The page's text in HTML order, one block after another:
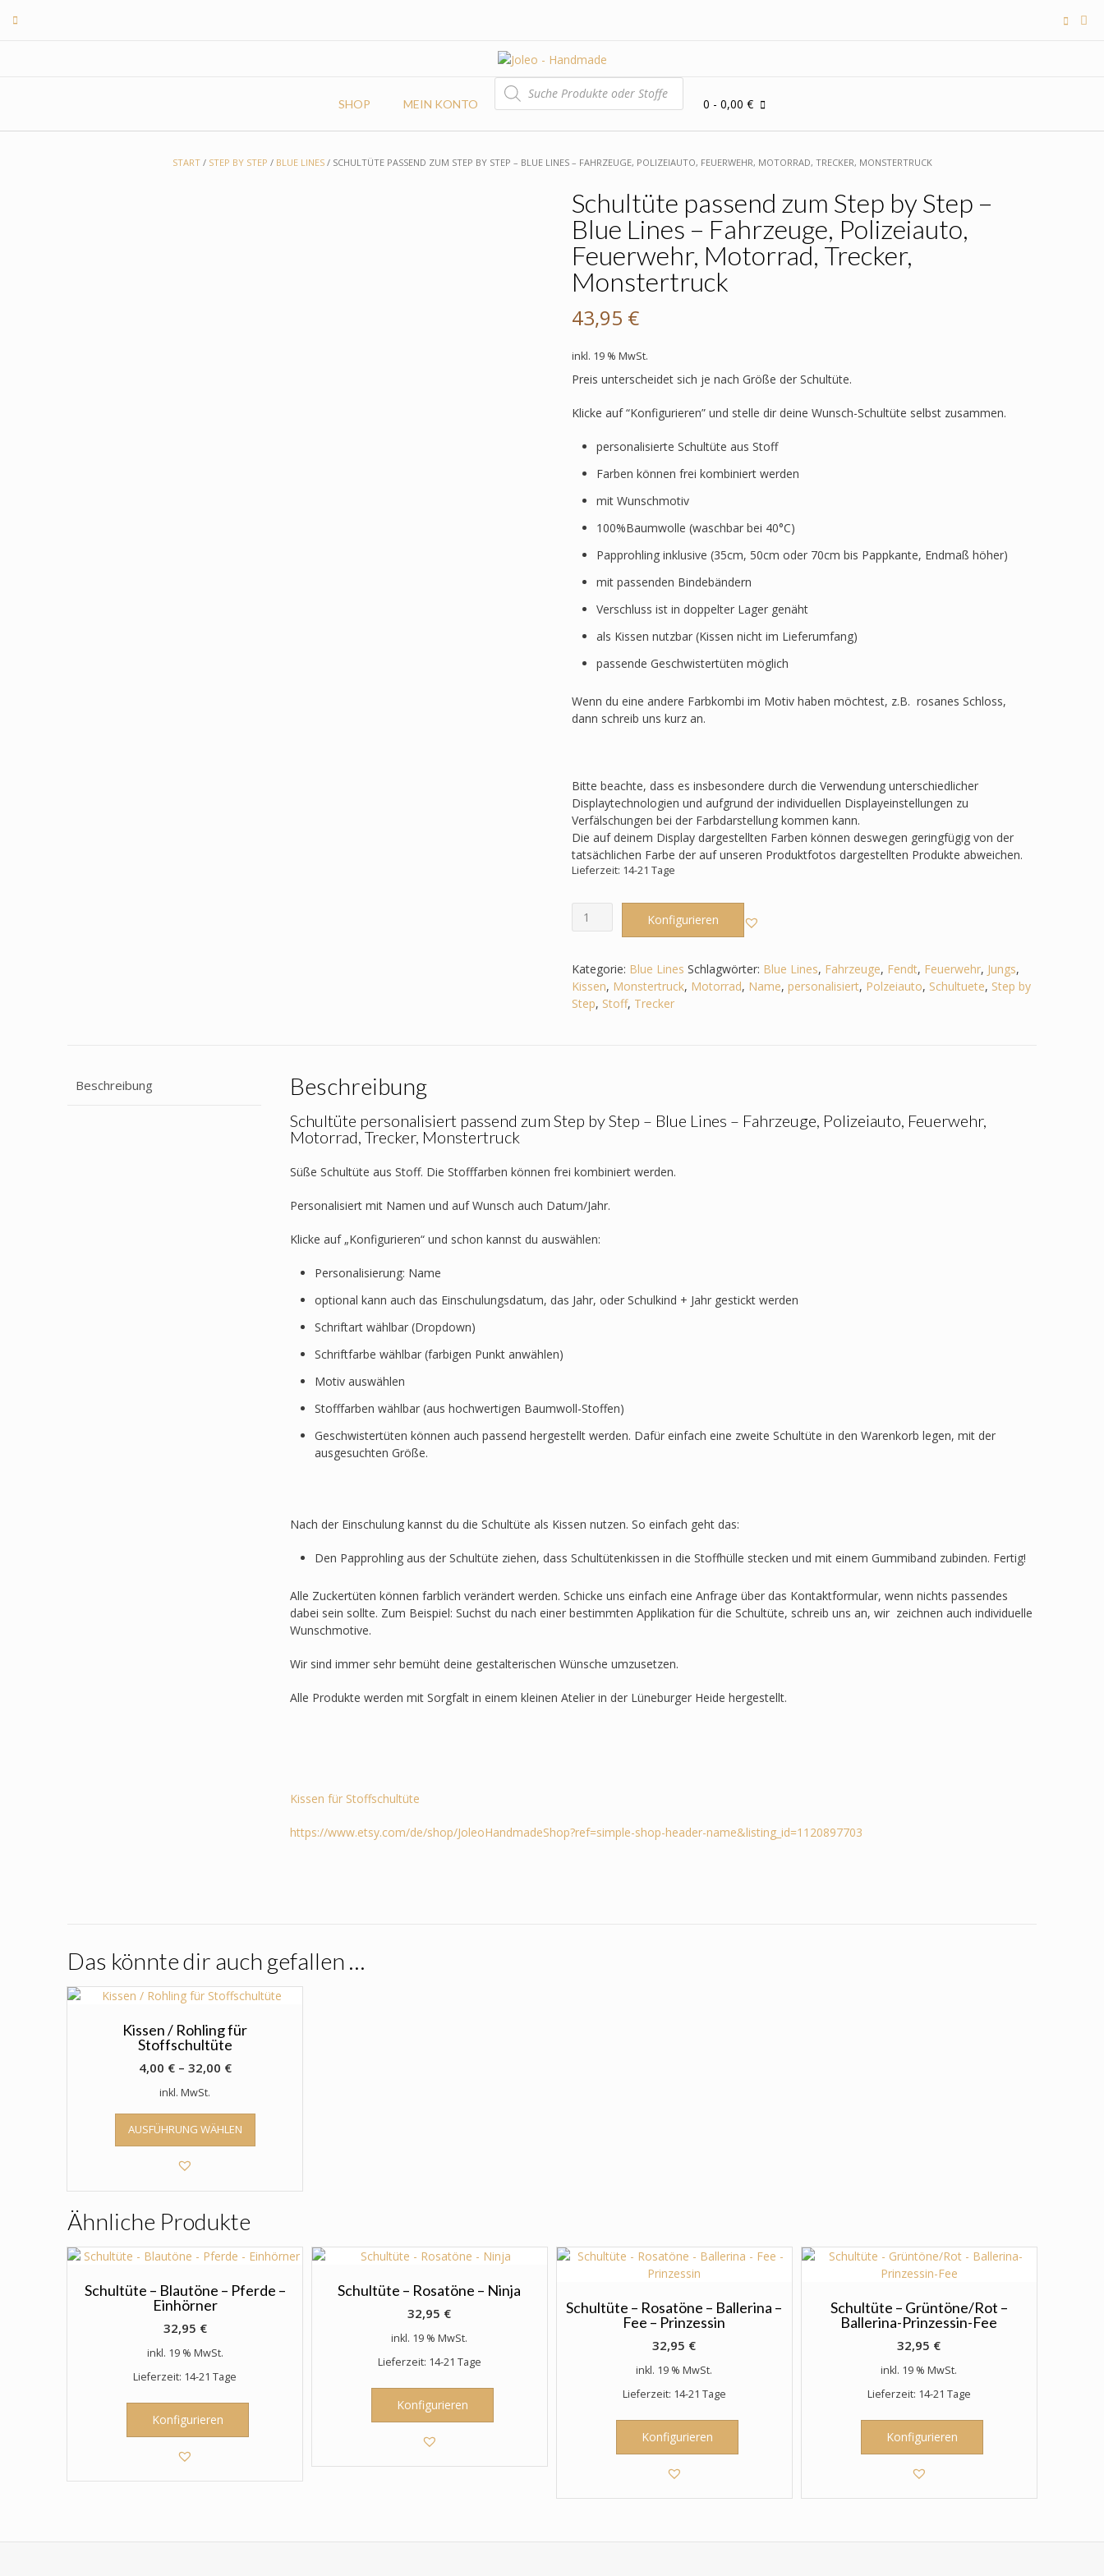
SHOP MEIN KONTO
PRODUCTS
SEARCH
0 - 0,00 €
START/ STEP BY STEP / BLUE LINES/ SCHULTÜTE PASSEND ZUM STEP BY STEP – BLUE LINES – FAHRZEUGE, POLIZEIAUTO, FEUERWEHR, MOTORRAD, TRECKER, MONSTERTRUCK
Schultüte passend zum Step by Step –
Blue Lines – Fahrzeuge, Polizeiauto,
Feuerwehr, Motorrad, Trecker,
Monstertruck
43,95 €
inkl. 19 % MwSt.
Preis unterscheidet sich je nach Größe der Schultüte.
Klicke auf “Konfigurieren” und stelle dir deine Wunsch-Schultüte selbst zusammen.
personalisierte Schultüte aus Stoff
Farben können frei kombiniert werden
mit Wunschmotiv
100%Baumwolle (waschbar bei 40°C)
Papprohling inklusive (35cm, 50cm oder 70cm bis Pappkante, Endmaß höher)
mit passenden Bindebändern
Verschluss ist in doppelter Lager genäht
als Kissen nutzbar (Kissen nicht im Lieferumfang)
passende Geschwistertüten möglich
Wenn du eine andere Farbkombi im Motiv haben möchtest, z.B. rosanes Schloss,
dann schreib uns kurz an.
Bitte beachte, dass es insbesondere durch die Verwendung unterschiedlicher
Displaytechnologien und aufgrund der individuellen Displayeinstellungen zu
Verfälschungen bei der Farbdarstellung kommen kann.
Die auf deinem Display dargestellten Farben können deswegen geringfügig von der
tatsächlichen Farbe der auf unseren Produktfotos dargestellten Produkte abweichen.
Lieferzeit: 14-21 Tage
Schultüte
Step
by
Step
Feuerwehr,
Motorrad,
Monstertruck
Konfigurieren
Kategorie: Blue Lines Schlagwörter: Blue Lines, Fahrzeuge, Fendt, Feuerwehr, Jungs,
Kissen, Monstertruck, Motorrad, Name, personalisiert, Polzeiauto, Schultuete, Step by
Step, Stoff, Trecker
Beschreibung Beschreibung
Schultüte personalisiert passend zum Step by Step – Blue Lines – Fahrzeuge, Polizeiauto, Feuerwehr,
Motorrad, Trecker, Monstertruck
Süße Schultüte aus Stoff. Die Stofffarben können frei kombiniert werden.
Personalisiert mit Namen und auf Wunsch auch Datum/Jahr.
Klicke auf „Konfigurieren“ und schon kannst du auswählen:
Personalisierung: Name
optional kann auch das Einschulungsdatum, das Jahr, oder Schulkind + Jahr gestickt werden
Schriftart wählbar (Dropdown)
Schriftfarbe wählbar (farbigen Punkt anwählen)
Motiv auswählen
Stofffarben wählbar (aus hochwertigen Baumwoll-Stoffen)
Geschwistertüten können auch passend hergestellt werden. Dafür einfach eine zweite Schultüte in den Warenkorb legen, mit der
ausgesuchten Größe.
Nach der Einschulung kannst du die Schultüte als Kissen nutzen. So einfach geht das:
Den Papprohling aus der Schultüte ziehen, dass Schultütenkissen in die Stoffhülle stecken und mit einem Gummiband zubinden. Fertig!
Alle Zuckertüten können farblich verändert werden. Schicke uns einfach eine Anfrage über das Kontaktformular, wenn nichts passendes
dabei sein sollte. Zum Beispiel: Suchst du nach einer bestimmten Applikation für die Schultüte, schreib uns an, wir zeichnen auch individuelle
Wunschmotive.
Wir sind immer sehr bemüht deine gestalterischen Wünsche umzusetzen.
Alle Produkte werden mit Sorgfalt in einem kleinen Atelier in der Lüneburger Heide hergestellt.
Kissen für Stoffschultüte
https://www.etsy.com/de/shop/JoleoHandmadeShop?ref=simple-shop-header-name&listing_id=1120897703
Das könnte dir auch gefallen …
Kissen / Rohling für
Stoffschultüte
4,00 €– 32,00 €
inkl. MwSt.
AUSFÜHRUNG WÄHLEN
Dieses
weist
können
der
Ähnliche Produkte
Schultüte – Blautöne – Pferde –
Einhörner
32,95 €
inkl. 19 % MwSt.
Lieferzeit: 14-21 Tage
Konfigurieren
Schultüte – Rosatöne – Ninja
32,95 €
inkl. 19 % MwSt.
Lieferzeit: 14-21 Tage
Konfigurieren
Schultüte – Rosatöne – Ballerina –
Fee – Prinzessin
32,95 €
inkl. 19 % MwSt.
Lieferzeit: 14-21 Tage
Konfigurieren
Schultüte – Grüntöne/Rot –
Ballerina-Prinzessin-Fee
32,95 €
inkl. 19 % MwSt.
Lieferzeit: 14-21 Tage
Konfigurieren